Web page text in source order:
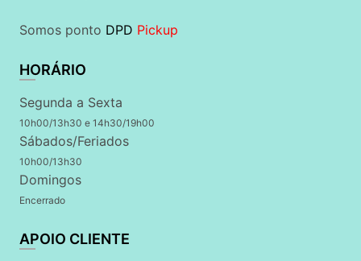
Somos ponto DPD Pickup
HORÁRIO
Segunda a Sexta
10h00/13h30 e 14h30/19h00
Sábados/Feriados
10h00/13h30
Domingos
Encerrado
APOIO CLIENTE